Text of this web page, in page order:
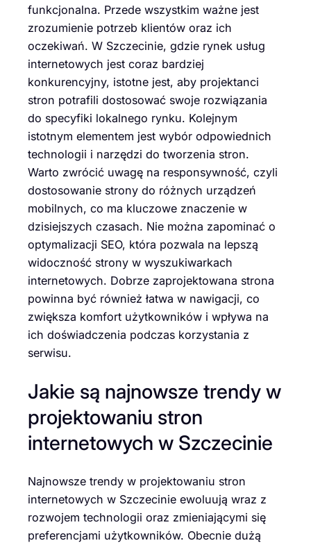
funkcjonalna. Przede wszystkim ważne jest
zrozumienie potrzeb klientów oraz ich
oczekiwań. W Szczecinie, gdzie rynek usług
internetowych jest coraz bardziej
konkurencyjny, istotne jest, aby projektanci
stron potrafili dostosować swoje rozwiązania
do specyfiki lokalnego rynku. Kolejnym
istotnym elementem jest wybór odpowiednich
technologii i narzędzi do tworzenia stron.
Warto zwrócić uwagę na responsywność, czyli
dostosowanie strony do różnych urządzeń
mobilnych, co ma kluczowe znaczenie w
dzisiejszych czasach. Nie można zapominać o
optymalizacji SEO, która pozwala na lepszą
widoczność strony w wyszukiwarkach
internetowych. Dobrze zaprojektowana strona
powinna być również łatwa w nawigacji, co
zwiększa komfort użytkowników i wpływa na
ich doświadczenia podczas korzystania z
serwisu.
Jakie są najnowsze trendy w
projektowaniu stron
internetowych w Szczecinie
Najnowsze trendy w projektowaniu stron
internetowych w Szczecinie ewoluują wraz z
rozwojem technologii oraz zmieniającymi się
preferencjami użytkowników. Obecnie dużą